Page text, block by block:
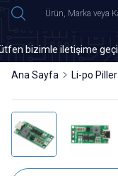
bizimle iletişime geçiniz.
Ana Sayfa Li-po Piller